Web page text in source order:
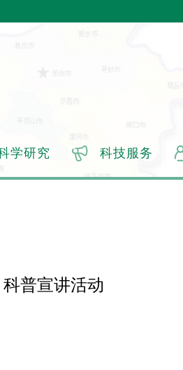
学研究 科技服务
普宣讲活动